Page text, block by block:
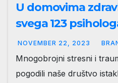
U domovima
svega 123
NOVEMBER 22, 2023
Mnogobrojni stresni i
pogodili naše društvo